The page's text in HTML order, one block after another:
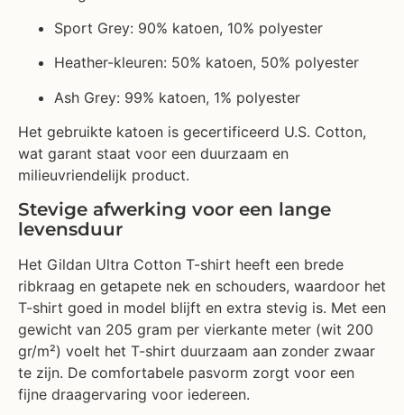
Sport Grey: 90% katoen, 10% polyester
Heather-kleuren: 50% katoen, 50% polyester
Ash Grey: 99% katoen, 1% polyester
Het gebruikte katoen is gecertificeerd U.S. Cotton,
wat garant staat voor een duurzaam en
milieuvriendelijk product.
Stevige afwerking voor een lange
levensduur
Het Gildan Ultra Cotton T-shirt heeft een brede
ribkraag en getapete nek en schouders, waardoor het
T-shirt goed in model blijft en extra stevig is. Met een
gewicht van 205 gram per vierkante meter (wit 200
gr/m²) voelt het T-shirt duurzaam aan zonder zwaar
te zijn. De comfortabele pasvorm zorgt voor een
fijne draagervaring voor iedereen.